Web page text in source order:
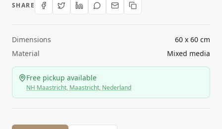
SHARE
Dimensions
60 x 60 cm
Material
Mixed media
Free pickup available
NH Maastricht, Maastricht, Nederland